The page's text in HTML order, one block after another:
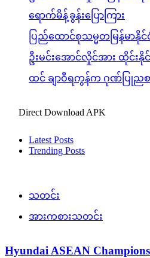
ရောက်မိန့်ခွန်းပြောကြား
ပြည်ထောင်စုသမ္မတမြန်မာနို
ဦးမင်းအောင်လှိုင်အား ထိုင်းနို
ထင် ချာဝီရကွန်က ဂုဏ်ပြုညစ
Direct Download APK
Latest Posts
Trending Posts
သတင်း
အားကစားသတင်း
Hyundai ASEAN